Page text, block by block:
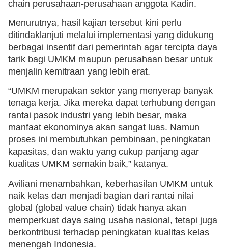
chain perusahaan-perusahaan anggota Kadin.
Menurutnya, hasil kajian tersebut kini perlu
ditindaklanjuti melalui implementasi yang didukung
berbagai insentif dari pemerintah agar tercipta daya
tarik bagi UMKM maupun perusahaan besar untuk
menjalin kemitraan yang lebih erat.
“UMKM merupakan sektor yang menyerap banyak
tenaga kerja. Jika mereka dapat terhubung dengan
rantai pasok industri yang lebih besar, maka
manfaat ekonominya akan sangat luas. Namun
proses ini membutuhkan pembinaan, peningkatan
kapasitas, dan waktu yang cukup panjang agar
kualitas UMKM semakin baik,” katanya.
Aviliani menambahkan, keberhasilan UMKM untuk
naik kelas dan menjadi bagian dari rantai nilai
global (global value chain) tidak hanya akan
memperkuat daya saing usaha nasional, tetapi juga
berkontribusi terhadap peningkatan kualitas kelas
menengah Indonesia.